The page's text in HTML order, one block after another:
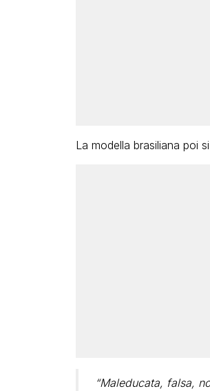
La modella brasiliana poi
“Maleducata, falsa,